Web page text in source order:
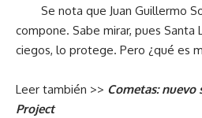
Se nota que Juan Guillermo
compone. Sabe mirar, pues Santa
ciegos, lo protege. Pero ¿qué es
Leer también >> Cometas: nuevo
Project